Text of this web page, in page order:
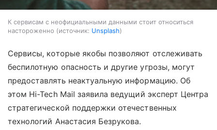
К сервисам с неофициальными данными стоит относиться
настороженно
источник: Unsplash
Сервисы, которые якобы позволяют отслеживать
беспилотную опасность и другие угрозы, могут
предоставлять неактуальную информацию. Об
этом Hi-Tech Mail заявила ведущий эксперт Центра
стратегической поддержки отечественных
технологий Анастасия Безрукова.